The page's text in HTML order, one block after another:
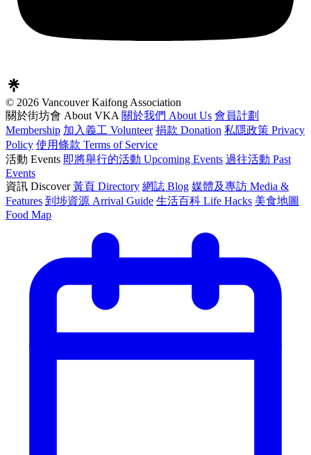
© 2026 Vancouver Kaifong Association
關於街坊會 About VKA 關於我們 About Us 會員計劃
Membership 加入義工 Volunteer 捐款 Donation 私隱政策 Privacy
Policy 使用條款 Terms of Service
活動 Events 即將舉行的活動 Upcoming Events 過往活動 Past
Events
資訊 Discover 黃頁 Directory 網誌 Blog 媒體及專訪 Media &
Features 到埗資源 Arrival Guide 生活百科 Life Hacks 美食地圖
Food Map